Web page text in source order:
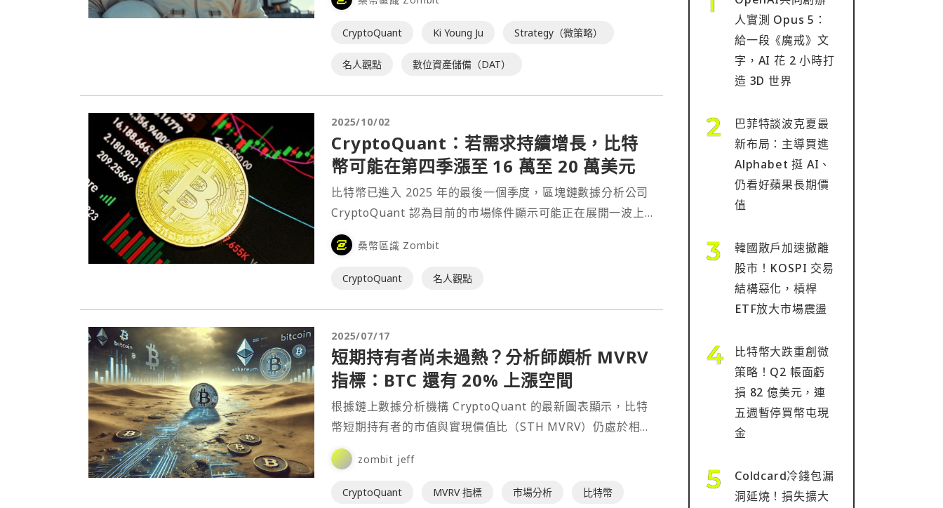
CryptoQuant Ki Young Ju Strategy（微策略）
名人觀點 數位資產儲備（DAT）
2025/10/02
CryptoQuant：若需求持續增長，比特
幣可能在第四季漲至 16 萬至 20 萬美元
比特幣已進入 2025 年的最後一個季度，區塊鏈數據分析公司
CryptoQuant 認為目前的市場條件顯示可能正在展開一波上
漲行情，若需求持續增長，比特幣在今年年底前有望漲至 16
萬至 20 萬美元的區間。⋯
桑幣區識 Zombit
CryptoQuant 名人觀點
2025/07/17
短期持有者尚未過熱？分析師頗析 MVRV
指標：BTC 還有 20% 上漲空間
根據鏈上數據分析機構 CryptoQuant 的最新圖表顯示，比特
幣短期持有者的市值與實現價值比（STH MVRV）仍處於相對
溫和的區間，尚未觸及歷史高點，暗示市場⋯
zombit jeff
CryptoQuant MVRV 指標 市場分析 比特幣
人實測 Opus 5：
給一段《魔戒》文
字，AI 花 2 小時打
造 3D 世界
巴菲特談波克夏最
新布局：主導買進
Alphabet 挺 AI、
仍看好蘋果長期價
值
韓國散戶加速撤離
股市！KOSPI 交易
結構惡化，槓桿
ETF放大市場震盪
比特幣大跌重創微
策略！Q2 帳面虧
損 82 億美元，連
五週暫停買幣屯現
金
Coldcard冷錢包漏
洞延燒！損失擴大